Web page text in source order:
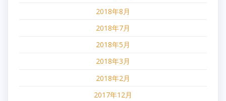
2018年8月
2018年7月
2018年5月
2018年3月
2018年2月
2017年12月